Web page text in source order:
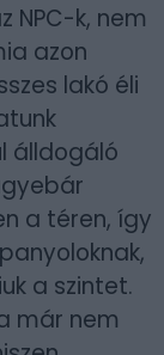
NPC-k, nem
azon
lakó éli
álldogáló
a téren, így
a szintet.
már nem